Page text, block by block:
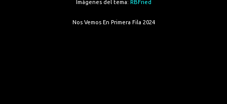
Imágenes del tema: RBFried
Nos Vemos En Primera Fila 2024